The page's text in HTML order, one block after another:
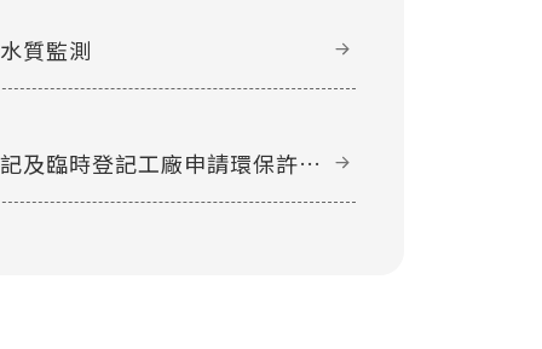
質監測
及臨時登記工廠申請環保許可